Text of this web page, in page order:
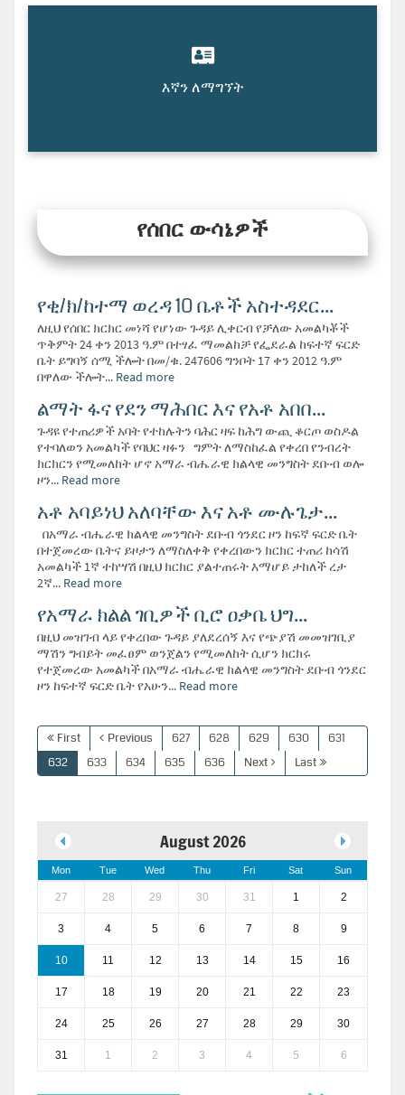
እኛን ለማግኘት
የሰበር ውሳኔዎች
የቂ/ክ/ከተማ ወረዳ 10 ቤቶች አስተዳደር...
ለዚህ የሰበር ክርክር መነሻ የሆነው ጉዳይ ሊቀርብ የቻለው አመልካቾች
ጥቅምት 24 ቀን 2013 ዓ.ም በተፃፈ ማመልከቻ የፌደራል ከፍተኛ ፍርድ
ቤት ይግባኝ ሰሚ ችሎት በመ/ቁ. 247606 ግንቦት 17 ቀን 2012 ዓ.ም
በዋለው ችሎት... Read more
ልማት ፋና የደን ማሕበር እና የአቶ አበበ...
ጉዳዩ የተጠሪዎች አባት የተከሉትን ባሕር ዛፍ ከሕግ ውጪ ቆርጦ ወስዶል
የተባለወን አመልካች የባህር ዛፉን ግምት ለማስከፈል የቀረበ የንብረት
ክርክርን የሚመለከት ሆኖ አማራ ብሔራዊ ክልላዊ መንግስት ደቡብ ወሎ
ዞን... Read more
አቶ አባይነህ አለባቸው እና አቶ ሙሉጌታ...
በአማራ ብሔራዊ ክልላዊ መንግስት ደቡብ ጎንደር ዞን ከፍኛ ፍርድ ቤት
በተጀመረው ቤትና ይዞታን ለማስለቀቅ የቀረበውን ክርክር ተጠሪ ከሳሽ
አመልካች 1ኛ ተከሣሽ በዚህ ክርክር ያልተጠሩት እማሆይ ታከለች ረታ
2ኛ... Read more
የአማራ ክልል ገቢዎች ቢሮ ዐቃቤ ህግ...
በዚህ መዝገብ ላይ የቀረበው ጉዳይ ያለደረሰኝ እና የጭያሽ መመዝገቢያ
ማሽን ግብይት መፈፀም ወንጀልን የሚመለከት ሲሆን ክርክሩ
የተጀመረው አመልካች በአማራ ብሔራዊ ክልላዊ መንግስት ደቡብ ጎንደር
ዞን ከፍተኛ ፍርድ ቤት የአሁን... Read more
First Previous 627 628 629 630
631
632
633 634 635 636 Next Last
August 2026
Mon Tue Wed Thu Fri Sat Sun
27 28 29 30 31 1 2
3 4 5 6 7 8 9
10 11 12 13 14 15 16
17 18 19 20 21 22 23
24 25 26 27 28 29 30
31 1 2 3 4 5 6